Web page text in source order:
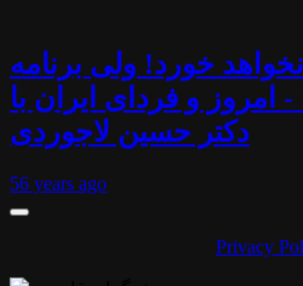
خورد! ولی برنامه
امروز و فردای ایران با
دکتر حسین لاجوردی
56 years ago
Privacy